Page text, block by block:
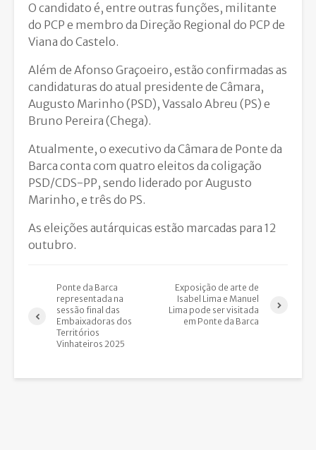
O candidato é, entre outras funções, militante
do PCP e membro da Direção Regional do PCP de
Viana do Castelo.
Além de Afonso Graçoeiro, estão confirmadas as
candidaturas do atual presidente de Câmara,
Augusto Marinho (PSD), Vassalo Abreu (PS) e
Bruno Pereira (Chega).
Atualmente, o executivo da Câmara de Ponte da
Barca conta com quatro eleitos da coligação
PSD/CDS-PP, sendo liderado por Augusto
Marinho, e três do PS.
As eleições autárquicas estão marcadas para 12
outubro.
Ponte da Barca
representada na
sessão final das
Embaixadoras dos
Territórios
Vinhateiros 2025
Exposição de arte de
Isabel Lima e Manuel
Lima pode ser visitada
em Ponte da Barca